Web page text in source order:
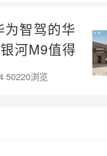
智驾的华
河M9值得
50220浏览